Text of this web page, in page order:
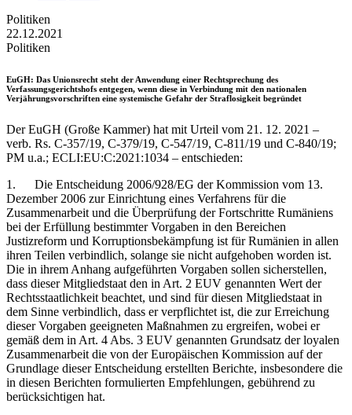
Politiken
22.12.2021
Politiken
EuGH: Das Unionsrecht steht der Anwendung einer Rechtsprechung des
Verfassungsgerichtshofs entgegen, wenn diese in Verbindung mit den nationalen
Verjährungsvorschriften eine systemische Gefahr der Straflosigkeit begründet
Der EuGH (Große Kammer) hat mit Urteil vom 21. 12. 2021 –
verb. Rs. C-357/19, C-379/19, C-547/19, C-811/19 und C-840/19;
PM u.a.; ECLI:EU:C:2021:1034 – entschieden:
1. Die Entscheidung 2006/928/EG der Kommission vom 13.
Dezember 2006 zur Einrichtung eines Verfahrens für die
Zusammenarbeit und die Überprüfung der Fortschritte Rumäniens
bei der Erfüllung bestimmter Vorgaben in den Bereichen
Justizreform und Korruptionsbekämpfung ist für Rumänien in allen
ihren Teilen verbindlich, solange sie nicht aufgehoben worden ist.
Die in ihrem Anhang aufgeführten Vorgaben sollen sicherstellen,
dass dieser Mitgliedstaat den in Art. 2 EUV genannten Wert der
Rechtsstaatlichkeit beachtet, und sind für diesen Mitgliedstaat in
dem Sinne verbindlich, dass er verpflichtet ist, die zur Erreichung
dieser Vorgaben geeigneten Maßnahmen zu ergreifen, wobei er
gemäß dem in Art. 4 Abs. 3 EUV genannten Grundsatz der loyalen
Zusammenarbeit die von der Europäischen Kommission auf der
Grundlage dieser Entscheidung erstellten Berichte, insbesondere die
in diesen Berichten formulierten Empfehlungen, gebührend zu
berücksichtigen hat.